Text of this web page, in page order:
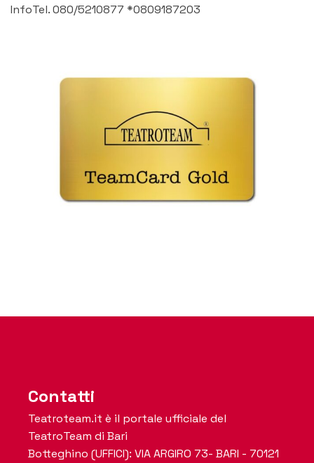
InfoTel. 080/5210877 *0809187203
Contatti
Teatroteam.it è il portale ufficiale del
TeatroTeam di Bari
Botteghino (UFFICI): VIA ARGIRO 73- BARI - 70121